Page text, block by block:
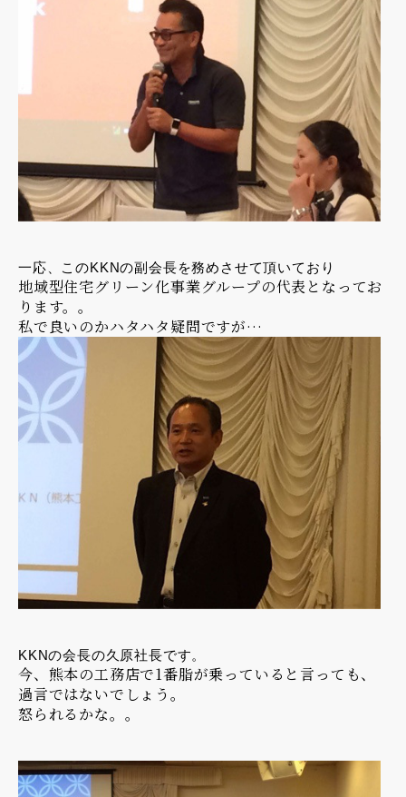
一応、このKKNの副会長を務めさせて頂いており
地域型住宅グリーン化事業グループの代表となってお
ります。。
私で良いのかハタハタ疑問ですが…
KKNの会長の久原社長です。
今、熊本の工務店で1番脂が乗っていると言っても、
過言ではないでしょう。
怒られるかな。。